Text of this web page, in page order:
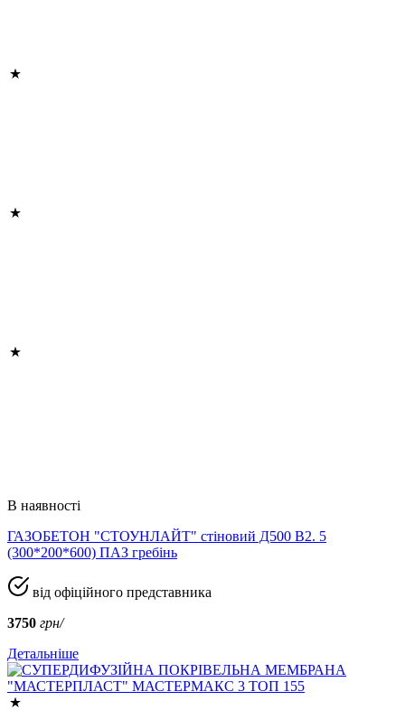
В наявності
ГАЗОБЕТОН "СТОУНЛАЙТ" стіновий Д500 В2. 5
(300*200*600) ПАЗ гребінь
від офіційного представника
3750 грн/
Детальніше